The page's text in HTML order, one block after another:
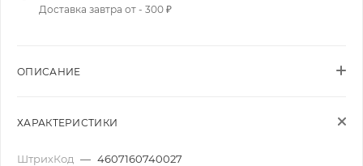
Доставка завтра от - 300 ₽
ОПИСАНИЕ
ХАРАКТЕРИСТИКИ
ШтрихКод — 4607160740027